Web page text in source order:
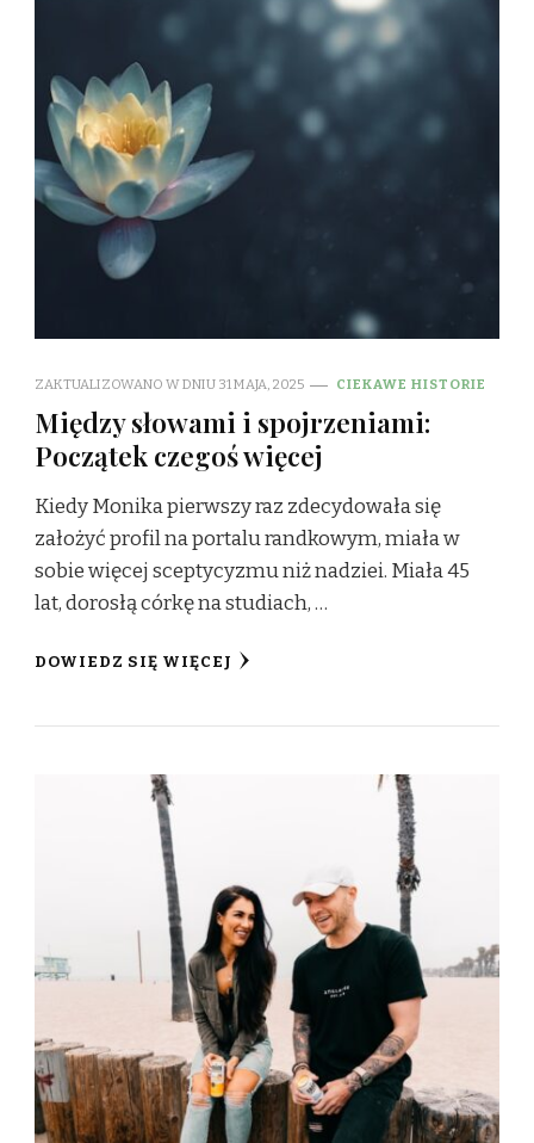
ZAKTUALIZOWANO W DNIU 31 MAJA, 2025 CIEKAWE HISTORIE
Między słowami i spojrzeniami:
Początek czegoś więcej
Kiedy Monika pierwszy raz zdecydowała się
założyć profil na portalu randkowym, miała w
sobie więcej sceptycyzmu niż nadziei. Miała 45
lat, dorosłą córkę na studiach, …
DOWIEDZ SIĘ WIĘCEJ